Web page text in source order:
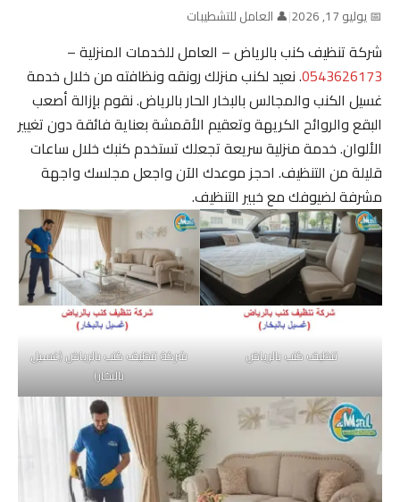
📅 يوليو 17, 2026 |👤 العامل للتشطيبات
شركة تنظيف كنب بالرياض – العامل للخدمات المنزلية –
0543626173. نعيد لكنب منزلك رونقه ونظافته من خلال خدمة
غسيل الكنب والمجالس بالبخار الحار بالرياض. نقوم بإزالة أصعب
البقع والروائح الكريهة وتعقيم الأقمشة بعناية فائقة دون تغيير
الألوان. خدمة منزلية سريعة تجعلك تستخدم كنبك خلال ساعات
قليلة من التنظيف. احجز موعدك الآن واجعل مجلسك واجهة
مشرفة لضيوفك مع خبير التنظيف.
تنظيف كنب بالرياض
شركة تنظيف كنب بالرياض (غسيل
بالبخار)